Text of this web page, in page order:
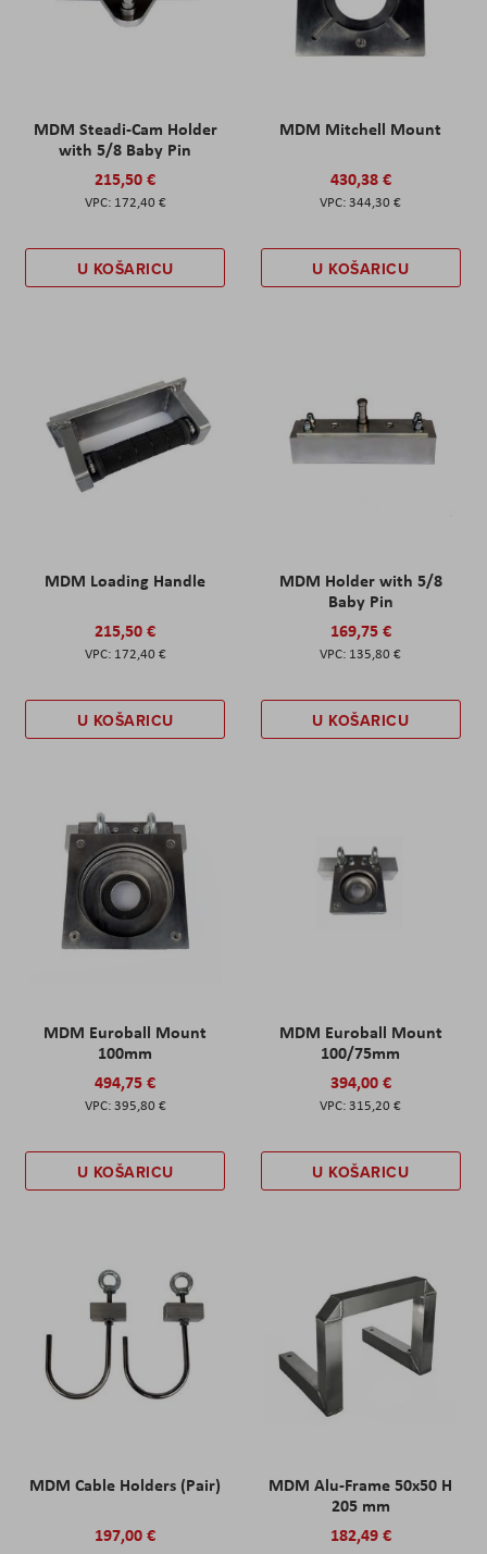
MDM Steadi-Cam Holder
with 5/8 Baby Pin
215,50 €
172,40 €
U KOŠARICU
MDM Mitchell Mount
430,38 €
344,30 €
U KOŠARICU
MDM Loading Handle
215,50 €
172,40 €
U KOŠARICU
MDM Holder with 5/8
Baby Pin
169,75 €
135,80 €
U KOŠARICU
MDM Euroball Mount
100mm
494,75 €
395,80 €
U KOŠARICU
MDM Euroball Mount
100/75mm
394,00 €
315,20 €
U KOŠARICU
MDM Cable Holders (Pair)
197,00 €
MDM Alu-Frame 50x50 H
205 mm
182,49 €